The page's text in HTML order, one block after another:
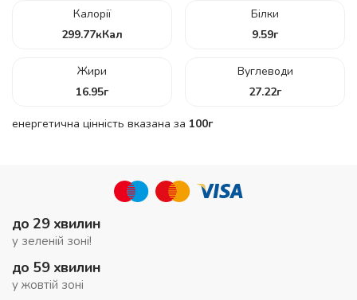
Калорії
299.77кКал
Білки
9.59г
Жири
16.95г
Вуглеводи
27.22г
енергетична цінність вказана за 100г
до 29 хвилин
у зеленій зоні!
до 59 хвилин
у жовтій зоні